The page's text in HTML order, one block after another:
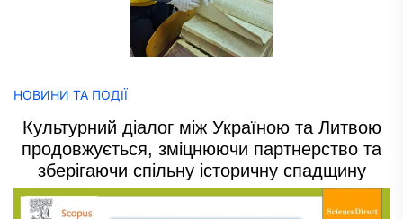
НОВИНИ ТА ПОДІЇ
Культурний діалог між Україною та Литвою
продовжується, зміцнюючи партнерство та
зберігаючи спільну історичну спадщину